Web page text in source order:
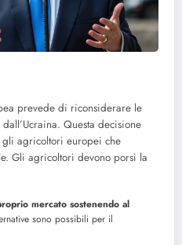
prevede di riconsiderare le
Questa decisione
agricoltori europei che
Gli agricoltori devono porsi la
mercato sostenendo al
sono possibili per il